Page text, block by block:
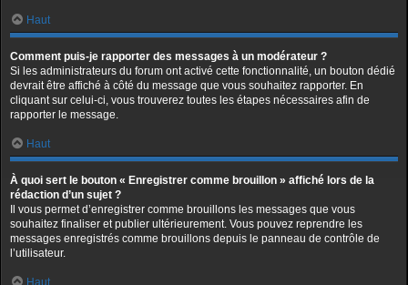
Haut
Comment puis-je rapporter des messages à un modérateur ?
Si les administrateurs du forum ont activé cette fonctionnalité, un bouton dédié
devrait être affiché à côté du message que vous souhaitez rapporter. En
cliquant sur celui-ci, vous trouverez toutes les étapes nécessaires afin de
rapporter le message.
Haut
À quoi sert le bouton « Enregistrer comme brouillon » affiché lors de la
rédaction d’un sujet ?
Il vous permet d’enregistrer comme brouillons les messages que vous
souhaitez finaliser et publier ultérieurement. Vous pouvez reprendre les
messages enregistrés comme brouillons depuis le panneau de contrôle de
l’utilisateur.
Haut